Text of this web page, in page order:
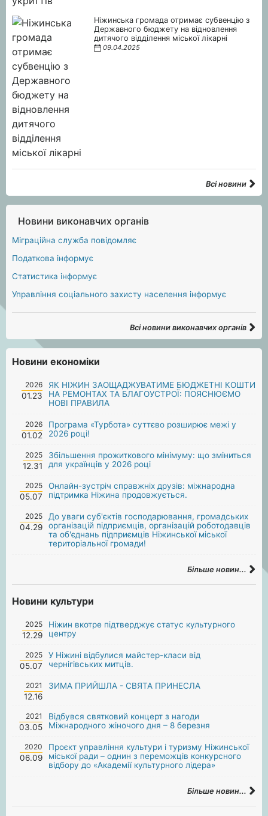
Ніжинська громада отримає субвенцію з
Державного бюджету на відновлення
дитячого відділення міської лікарні
09.04.2025
Всі новини
Новини виконавчих органів
Міграційна служба повідомляє
Податкова інформує
Статистика інформує
Управління соціального захисту населення інформує
Всі новини виконавчих органів
Новини економіки
2026
01.23
ЯК НІЖИН ЗАОЩАДЖУВАТИМЕ БЮДЖЕТНІ КОШТИ
НА РЕМОНТАХ ТА БЛАГОУСТРОЇ: ПОЯСНЮЄМО
НОВІ ПРАВИЛА
2026
01.02
Програма «Турбота» суттєво розширює межі у
2026 році!
2025
12.31
Збільшення прожиткового мінімуму: що зміниться
для українців у 2026 році
2025
05.07
Онлайн-зустріч справжніх друзів: міжнародна
підтримка Ніжина продовжується.
2025
04.29
До уваги суб'єктів господарювання, громадських
організацій підприємців, організацій роботодавців
та об'єднань підприємців Ніжинської міської
територіальної громади!
Більше новин...
Новини культури
2025
12.29
Ніжин вкотре підтверджує статус культурного
центру
2025
05.07
У Ніжині відбулися майстер-класи від
чернігівських митців.
2021
12.16
ЗИМА ПРИЙШЛА - СВЯТА ПРИНЕСЛА
2021
03.05
Відбувся святковий концерт з нагоди
Міжнародного жіночого дня – 8 березня
2020
06.09
Проєкт управління культури і туризму Ніжинської
міської ради – однин з переможців конкурсного
відбору до «Академії культурного лідера»
Більше новин...